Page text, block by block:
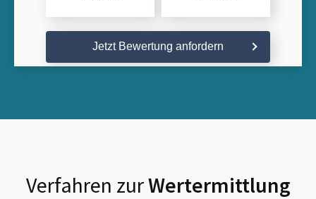
Jetzt Bewertung anfordern
Verfahren zurWertermittlung